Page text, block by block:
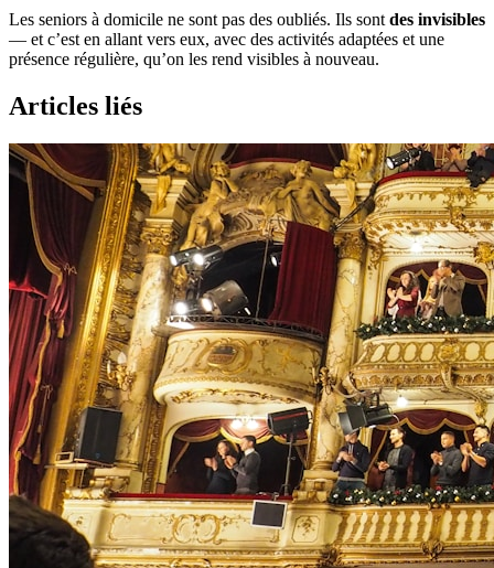
Les seniors à domicile ne sont pas des oubliés. Ils sont des invisibles
— et c’est en allant vers eux, avec des activités adaptées et une
présence régulière, qu’on les rend visibles à nouveau.
Articles liés